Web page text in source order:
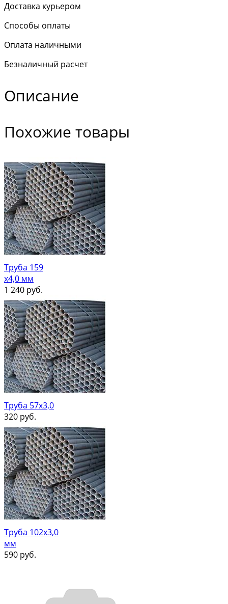
Доставка курьером
Способы оплаты
Оплата наличными
Безналичный расчет
Описание
Похожие товары
Труба 159
х4,0 мм
1 240 руб.
Труба 57х3,0
320 руб.
Труба 102х3,0
мм
590 руб.